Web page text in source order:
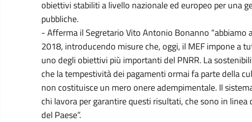
obiettivi stabiliti a livello nazionale ed europeo per una
pubbliche.
- Afferma il Segretario Vito Antonio Bonanno
2018, introducendo misure che, oggi, il MEF impone a
uno degli obiettivi più importanti del PNRR. La
che la tempestività dei pagamenti ormai fa parte della
non costituisce un mero onere adempimentale. Il
chi lavora per garantire questi risultati, che sono in
del Paese”.